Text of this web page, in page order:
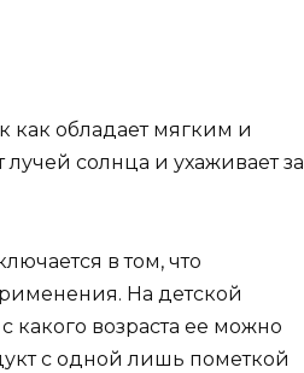
как обладает мягким и
солнца и ухаживает за
в том, что
На детской
какого возраста ее можно
с одной лишь пометкой